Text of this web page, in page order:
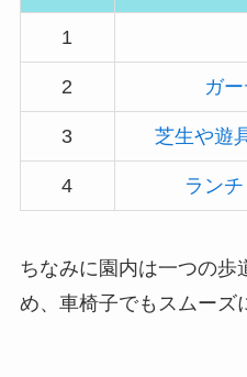
1
2 ガ
3 芝生や遊
4 ラン
ちなみに園内は一つの歩
め、車椅子でもスムーズ